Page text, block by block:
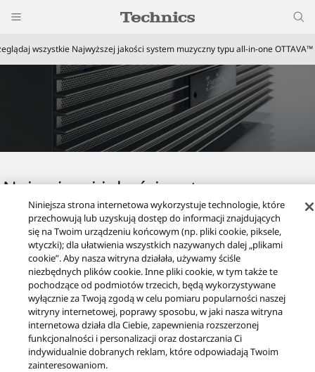
wszystkie Najwyższej jakości system muzyczny typu all-in-one OTTAVA™
Wybierz produkt odpowiedni dla siebie
Najwyższej jakości system muzyczny
typu all-in-one OTTAVA™ f
Niniejsza strona internetowa wykorzystuje technologie, które
przechowują lub uzyskują dostęp do informacji znajdujących
się na Twoim urządzeniu końcowym (np. pliki cookie, piksele,
wtyczki); dla ułatwienia wszystkich nazywanych dalej „plikami
cookie”. Aby nasza witryna działała, używamy ściśle
niezbędnych plików cookie. Inne pliki cookie, w tym także te
pochodzące od podmiotów trzecich, będą wykorzystywane
wyłącznie za Twoją zgodą w celu pomiaru popularności naszej
witryny internetowej, poprawy sposobu, w jaki nasza witryna
internetowa działa dla Ciebie, zapewnienia rozszerzonej
funkcjonalności i personalizacji oraz dostarczania Ci
indywidualnie dobranych reklam, które odpowiadają Twoim
zainteresowaniom.